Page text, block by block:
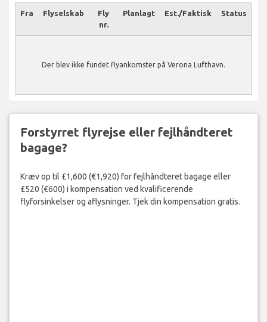
Fra Flyselskab
Fly
nr.
Planlagt Est./Faktisk Status
Der blev ikke fundet flyankomster på Verona Lufthavn.
Forstyrret flyrejse eller fejlhåndteret
bagage?
Kræv op til £1,600 (€1,920) for fejlhåndteret bagage eller
£520 (€600) i kompensation ved kvalificerende
flyforsinkelser og aflysninger. Tjek din kompensation gratis.